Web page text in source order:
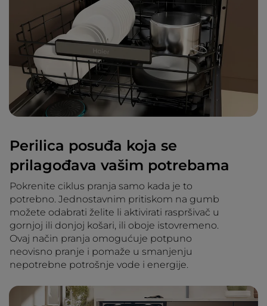
Perilica posuđa koja se
prilagođava vašim potrebama
Pokrenite ciklus pranja samo kada je to
potrebno. Jednostavnim pritiskom na gumb
možete odabrati želite li aktivirati raspršivač u
gornjoj ili donjoj košari, ili oboje istovremeno.
Ovaj način pranja omogućuje potpuno
neovisno pranje i pomaže u smanjenju
nepotrebne potrošnje vode i energije.